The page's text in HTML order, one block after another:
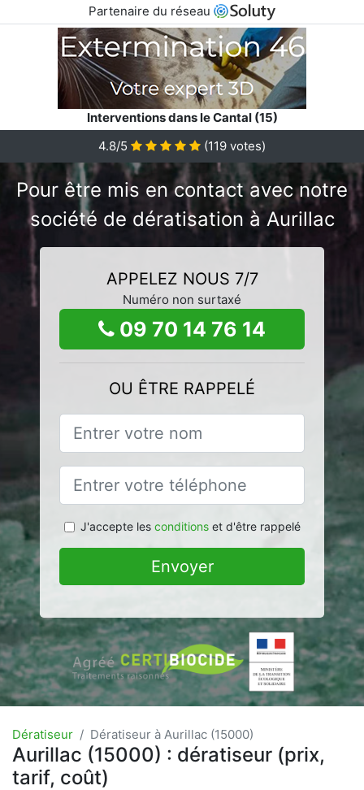
Partenaire du réseau
Interventions dans le Cantal (15)
4.8/5
(119 votes)
Pour être mis en contact avec notre
société de dératisation à Aurillac
APPELEZ NOUS 7/7
Numéro non surtaxé
09 70 14 76 14
OU ÊTRE RAPPELÉ
J'accepte les conditionset d'être rappelé
Envoyer
Dératiseur Dératiseur à Aurillac (15000)
Aurillac (15000) : dératiseur (prix,
tarif, coût)